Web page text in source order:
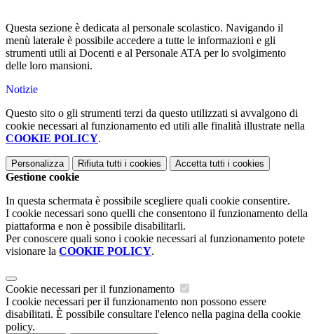
Questa sezione è dedicata al personale scolastico. Navigando il
menù laterale è possibile accedere a tutte le informazioni e gli
strumenti utili ai Docenti e al Personale ATA per lo svolgimento
delle loro mansioni.
Notizie
Questo sito o gli strumenti terzi da questo utilizzati si avvalgono di
cookie necessari al funzionamento ed utili alle finalità illustrate nella
COOKIE POLICY.
Personalizza Rifiuta tutti i cookies Accetta tutti i cookies
Gestione cookie
In questa schermata è possibile scegliere quali cookie consentire.
I cookie necessari sono quelli che consentono il funzionamento della
piattaforma e non è possibile disabilitarli.
Per conoscere quali sono i cookie necessari al funzionamento potete
visionare la COOKIE POLICY.
Cookie necessari per il funzionamento
I cookie necessari per il funzionamento non possono essere
disabilitati. È possibile consultare l'elenco nella pagina della cookie
policy.